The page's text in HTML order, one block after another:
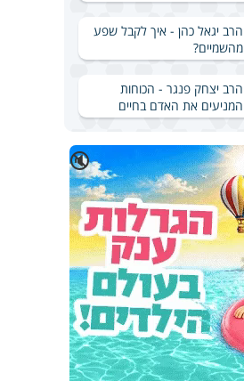
הרב יגאל כהן - איך לקבל שפע
מהשמיים?
הרב יצחק פנגר - הכוחות
המניעים את האדם בחיים
🔇